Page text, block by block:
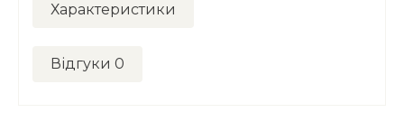
Характеристики
Відгуки 0